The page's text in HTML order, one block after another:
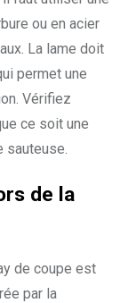
ou en acier
La lame doit
permet une
Vérifiez
ce soit une
sauteuse.
de la
de coupe est
par la